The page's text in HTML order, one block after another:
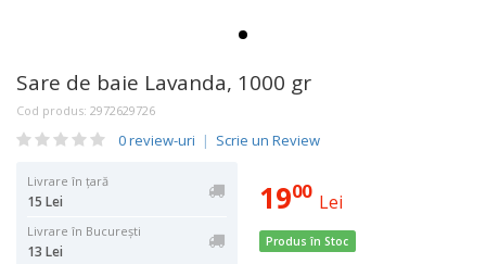
Sare de baie Lavanda, 1000 gr
Cod produs: 2972629726
0 review-uri | Scrie un Review
Livrare în țară
15 Lei
Livrare în București
13 Lei
1900 Lei
Produs în Stoc